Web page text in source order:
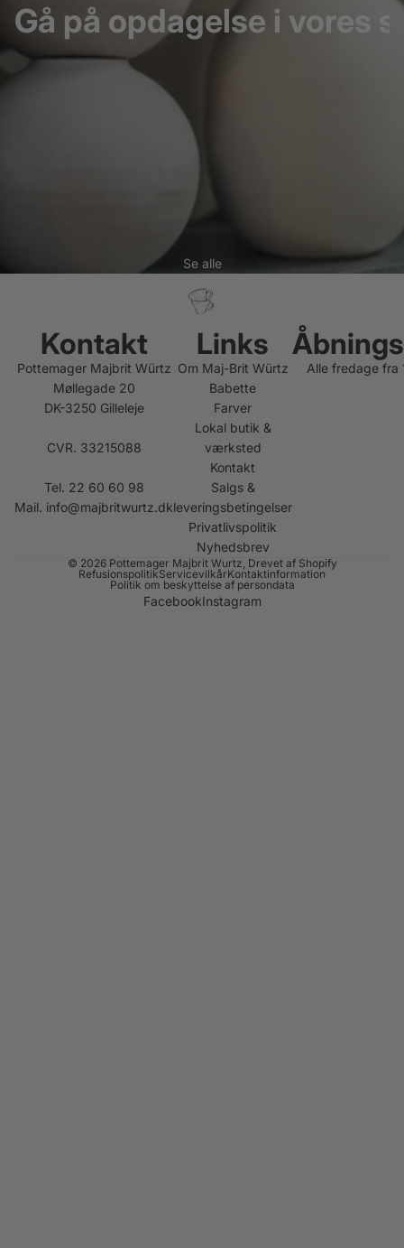
Gå på opdagelse i vores
Se alle
Kontakt
Pottemager Majbrit Würtz
Møllegade 20
DK-3250 Gilleleje
CVR. 33215088
Tel. 22 60 60 98
Mail. info@majbritwurtz.dk
Links
Om Maj-Brit Würtz
Babette
Farver
Lokal butik &
værksted
Kontakt
Salgs &
leveringsbetingelser
Privatlivspolitik
Nyhedsbrev
Alle fredage fra
© 2026 Pottemager Majbrit Wurtz, Drevet af Shopify
RefusionspolitikServicevilkårKontaktinformation
Politik om beskyttelse af persondata
FacebookInstagram